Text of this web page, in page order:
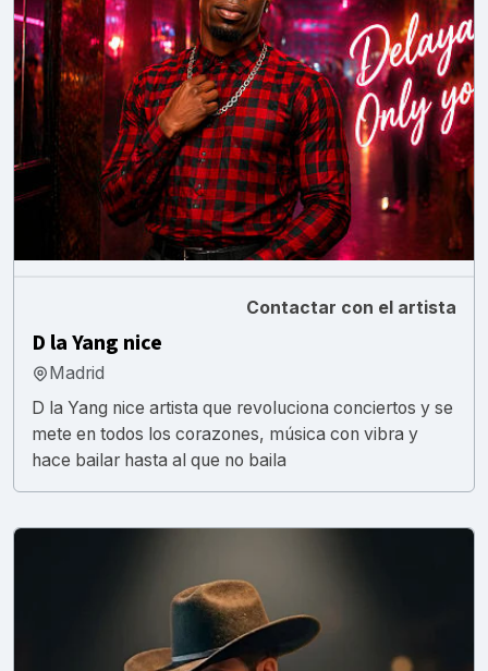
Contactar con el artista
D la Yang nice
Madrid
D la Yang nice artista que revoluciona conciertos y se
mete en todos los corazones, música con vibra y
hace bailar hasta al que no baila